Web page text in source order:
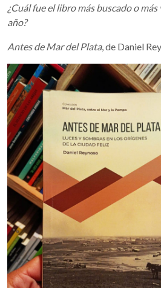
¿Cuál fue el libro más buscado o
año?
Antes de Mar del Plata, de Daniel